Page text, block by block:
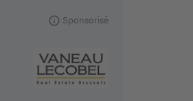
Sponsorisé